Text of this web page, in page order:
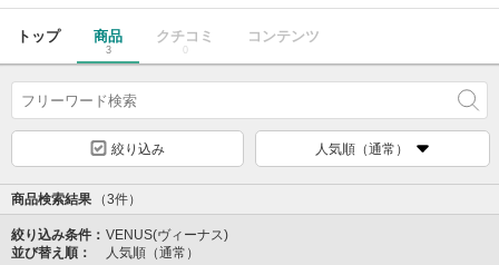
トップ 商品
3
クチコミ
0
コンテンツ
絞り込み 人気順（通常）
商品検索結果 （3件）
絞り込み条件： VENUS(ヴィーナス)
並び替え順：
人気順（通常）